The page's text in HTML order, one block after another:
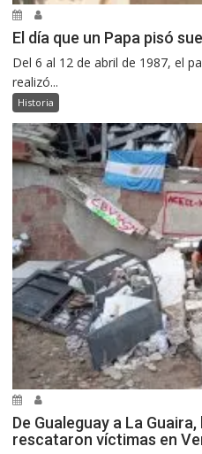
El día que un Papa pisó
Del 6 al 12 de abril de 1987, el
realizó...
Historia
De Gualeguay a La
rescataron víctimas en